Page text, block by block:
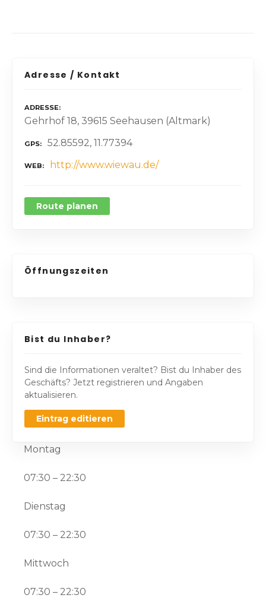
Adresse / Kontakt
ADRESSE
Gehrhof 18, 39615 Seehausen (Altmark)
GPS 52.85592, 11.77394
WEB http://www.wiewau.de/
Route planen
Öffnungszeiten
Bist du Inhaber?
Sind die Informationen veraltet? Bist du Inhaber des
Geschäfts? Jetzt registrieren und Angaben
aktualisieren.
Eintrag editieren
Montag
07:30 – 22:30
Dienstag
07:30 – 22:30
Mittwoch
07:30 – 22:30